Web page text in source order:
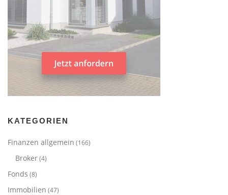
KATEGORIEN
Finanzen allgemein (166)
Broker(4)
Fonds (8)
Immobilien (47)